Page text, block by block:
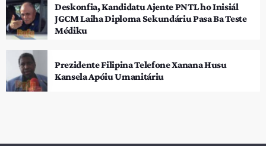
Deskonfia, Kandidatu Ajente PNTL ho Inisiál
JGCM Laiha Diploma Sekundáriu Pasa Ba Teste
Médiku
Prezidente Filipina Telefone Xanana Husu
Kansela Apóiu Umanitáriu